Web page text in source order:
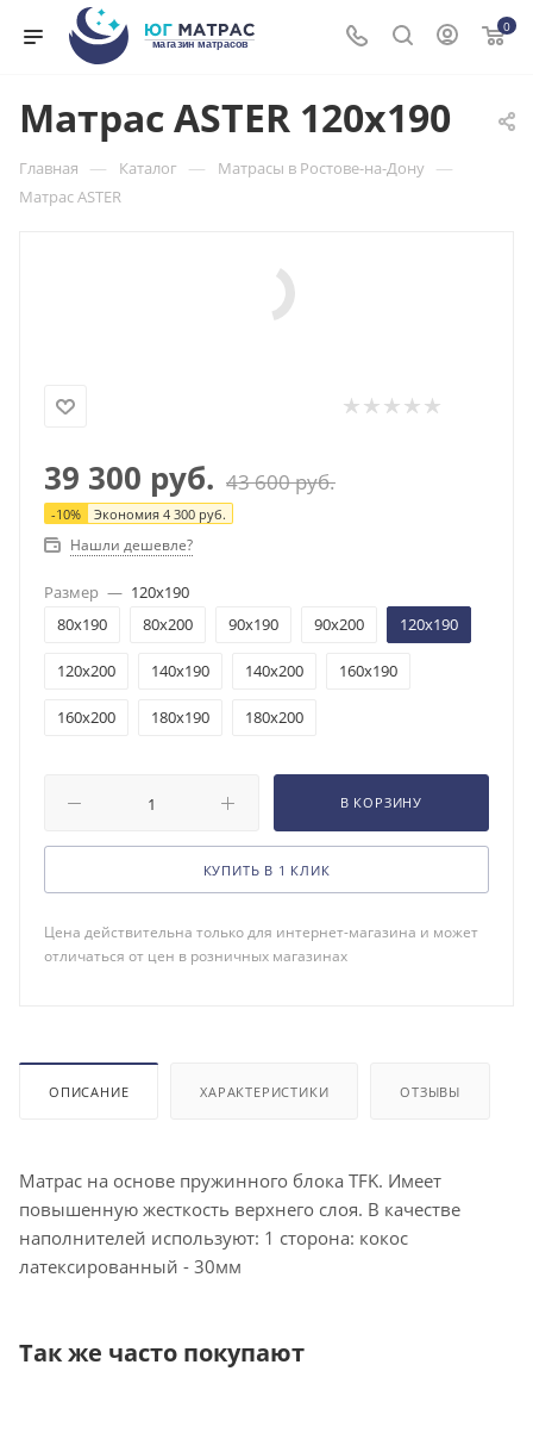
0
Матрас ASTER 120x190
Главная — Каталог — Матрасы в Ростове-на-Дону —
Матрас ASTER
39 300 руб. 43 600руб.
-10% Экономия 4 300 руб.
Нашли дешевле?
Размер — 120x190
80x190
80x200 90x190 90x200 120x190
120x200 140x190 140x200 160x190
160x200 180x190 180x200
В КОРЗИНУ
КУПИТЬ В 1 КЛИК
Цена действительна только для интернет-магазина и может
отличаться от цен в розничных магазинах
ОПИСАНИЕ ХАРАКТЕРИСТИКИ ОТЗЫВЫ
Матрас на основе пружинного блока TFK. Имеет
повышенную жесткость верхнего слоя. В качестве
наполнителей используют: 1 сторона: кокос
латексированный - 30мм
Так же часто покупают